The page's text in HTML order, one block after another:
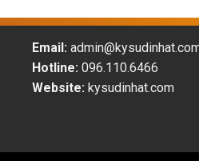
Email:
Hotline: 096.110.6466
Website: kysudinhat.com